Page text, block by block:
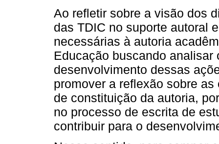
Ao refletir sobre a visão dos
das TDIC no suporte autoral
necessárias à autoria
Educação buscando
desenvolvimento dessas
promover a reflexão sobre
de constituição da autoria,
no processo de escrita de
contribuir para o